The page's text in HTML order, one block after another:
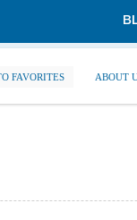
FAVORITES ABOUT